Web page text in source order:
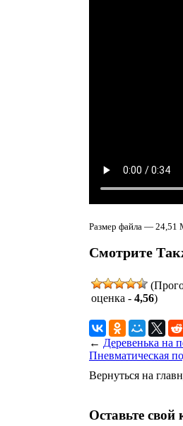
Размер файла — 24,51
Смотрите
оценка - 4,56)
← Деревенька на
Пневматическая
Вернуться на
Оставьте